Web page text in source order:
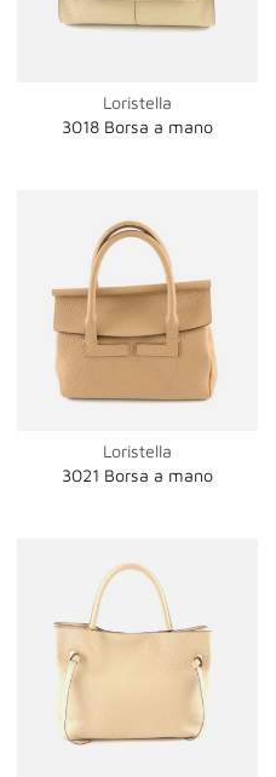
Loristella
3018 Borsa a mano
Loristella
3021 Borsa a mano